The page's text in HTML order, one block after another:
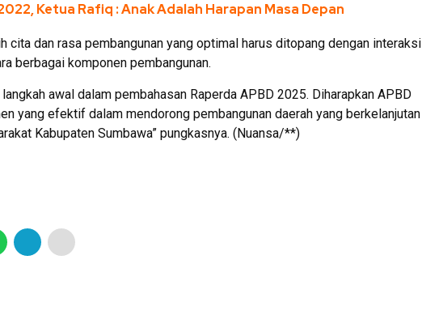
Ketua Rafiq : Anak Adalah Harapan Masa Depan
cita dan rasa pembangunan yang optimal harus ditopang dengan interaksi
berbagai komponen pembangunan.
awal dalam pembahasan Raperda APBD 2025. Diharapkan APBD
yang efektif dalam mendorong pembangunan daerah yang berkelanjutan
Kabupaten Sumbawa” pungkasnya. (Nuansa/**)